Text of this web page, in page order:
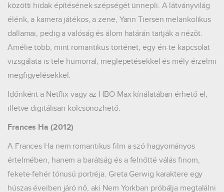
közötti hidak építésének szépségét ünnepli. A látványvilág
élénk, a kamera játékos, a zene, Yann Tiersen melankolikus
dallamai, pedig a valóság és álom határán tartják a nézőt.
Amélie több, mint romantikus történet, egy én-te kapcsolat
vizsgálata is tele humorral, meglepetésekkel és mély érzelmi
megfigyelésekkel.
Időnként a Netflix vagy az HBO Max kínálatában érhető el,
illetve digitálisan kölcsönözhető.
Frances Ha (2012)
A Frances Ha nem romantikus film a szó hagyományos
értelmében, hanem a barátság és a felnőtté válás finom,
fekete-fehér tónusú portréja. Greta Gerwig karaktere egy
húszas éveiben járó nő, aki Nem Yorkban próbálja megtalálni